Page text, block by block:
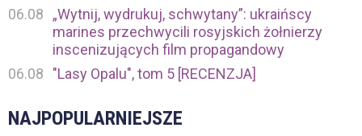
06.08
„Wytnij, wydrukuj, schwytany”: ukraińscy
marines przechwycili rosyjskich żołnierzy
inscenizujących film propagandowy
06.08
"Lasy Opalu", tom 5 [RECENZJA]
NAJPOPULARNIEJSZE